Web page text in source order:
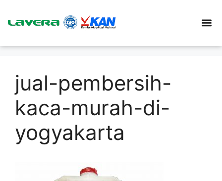
jual-pembersih-
kaca-murah-di-
yogyakarta